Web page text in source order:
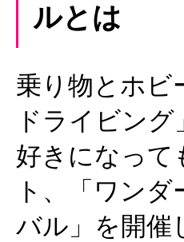
ルとは
乗り物とホビ
ドライビン
好きになって
ト、「ワン
バル」を開催